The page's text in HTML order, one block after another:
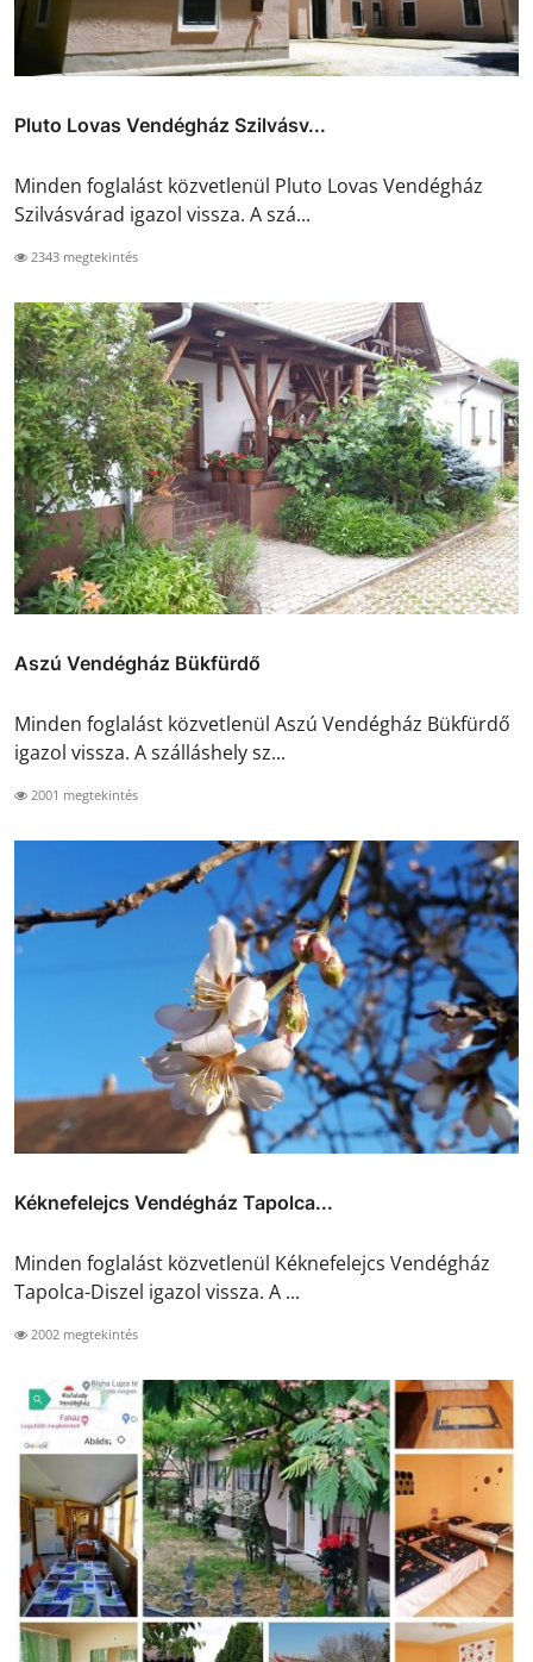
Pluto Lovas Vendégház Szilvásv...
Minden foglalást közvetlenül Pluto Lovas Vendégház
Szilvásvárad igazol vissza. A szá...
2343 megtekintés
Aszú Vendégház Bükfürdő
Minden foglalást közvetlenül Aszú Vendégház Bükfürdő
igazol vissza. A szálláshely sz...
2001 megtekintés
Kéknefelejcs Vendégház Tapolca...
Minden foglalást közvetlenül Kéknefelejcs Vendégház
Tapolca-Diszel igazol vissza. A ...
2002 megtekintés